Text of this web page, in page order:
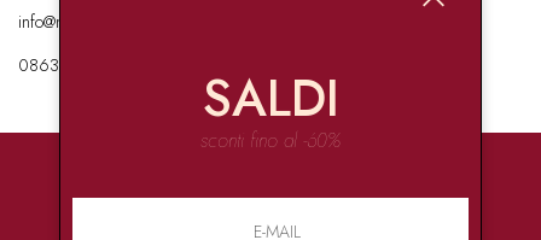
info@marynda.com
08631871946
SALDI
sconti fino al -60%